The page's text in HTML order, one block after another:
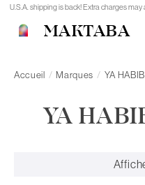
U.S.A. shipping is back! Extra charges may
MAKTABA
Accueil / Marques / YA
YA